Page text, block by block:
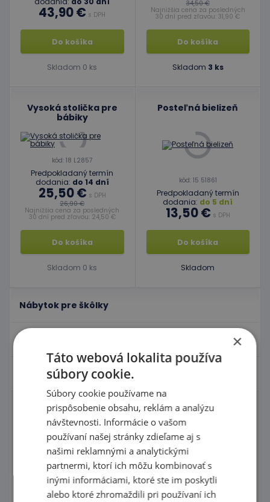
Nábytok pre škôlky
Hračky - Tematika
Domčeky pre bábiky a zvieratká
Karnevalové kostýmy
Tematické kostýmové čiapky
43,90 € s DPH
Do košíka
Skladom 0 ks
34,50 €
Najnižšia cena za posledných
30 dní pred zľavou: 31,90 €
Do košíka
Skladom 3 ks
Vysoká stolička pre
bábiky
kód: 18 L2857
Predpokladaný termín
dodania: do 14 dní
25,50 € s DPH
26,90 €
Najnižšia cena za posledných
30 dní pred zľavou: 24,50 €
Do košíka
Skladom 0 ks
Posteľná bielizeň
kód: 15 51861
Predpokladaný termín
dodania: do 5 dní
13,50 € s DPH
Do košíka
Skladom
×
Táto webová lokalita používa
súbory cookie.
Súbory cookie používame na
prispôsobenie obsahu, reklám a analýzu
návštevnosti. Informácie o vašom
používaní našej stránky zdieľame aj s
našimi reklamnými a analytickými
partnermi, ktorí ich môžu kombinovať s
inými informáciami, ktoré ste im poskytli
alebo ktoré zhromaždili pri používaní ich